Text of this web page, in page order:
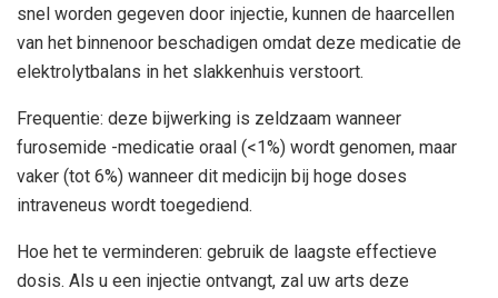
snel worden gegeven door injectie, kunnen de haarcellen
van het binnenoor beschadigen omdat deze medicatie de
elektrolytbalans in het slakkenhuis verstoort.
Frequentie: deze bijwerking is zeldzaam wanneer
furosemide -medicatie oraal (<1%) wordt genomen, maar
vaker (tot 6%) wanneer dit medicijn bij hoge doses
intraveneus wordt toegediend.
Hoe het te verminderen: gebruik de laagste effectieve
dosis. Als u een injectie ontvangt, zal uw arts deze